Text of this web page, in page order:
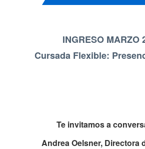
INGRESO MARZO
Cursada Flexible:
Te invitamos a
Andrea Oelsner, Directora